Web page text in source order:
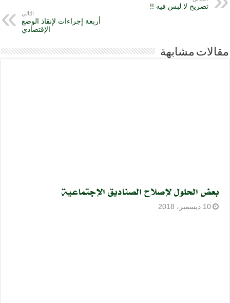
تصريح لا لبس فيه !!
التالي
أربعة إجراءات لإنقاذ الوضع
الإقتصادي
مقالات مشابهة
بعض الحلول لإصلاح الصناديق الإجتماعية
10 ديسمبر، 2018